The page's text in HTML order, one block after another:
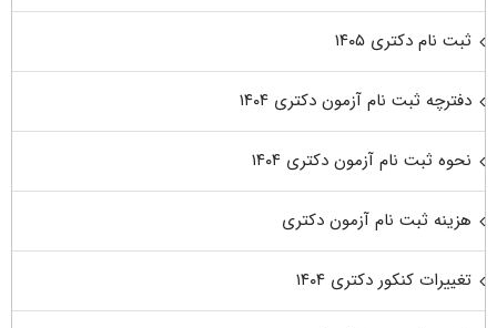
ثبت نام دکتری ۱۴۰۵
دفترچه ثبت نام آزمون دکتری ۱۴۰۴
نحوه ثبت نام آزمون دکتری ۱۴۰۴
هزینه ثبت نام آزمون دکتری
تغییرات کنکور دکتری ۱۴۰۴